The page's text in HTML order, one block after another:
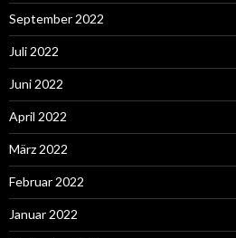
September 2022
Juli 2022
Juni 2022
April 2022
März 2022
Februar 2022
Januar 2022